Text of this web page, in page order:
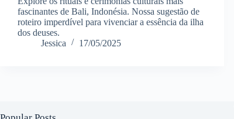
fascinantes de Bali, Indonésia. Nossa sugestão de
roteiro imperdível para vivenciar a essência da ilha
dos deuses.
Jessica
17/05/2025